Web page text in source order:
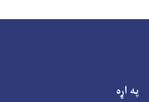
په اړه